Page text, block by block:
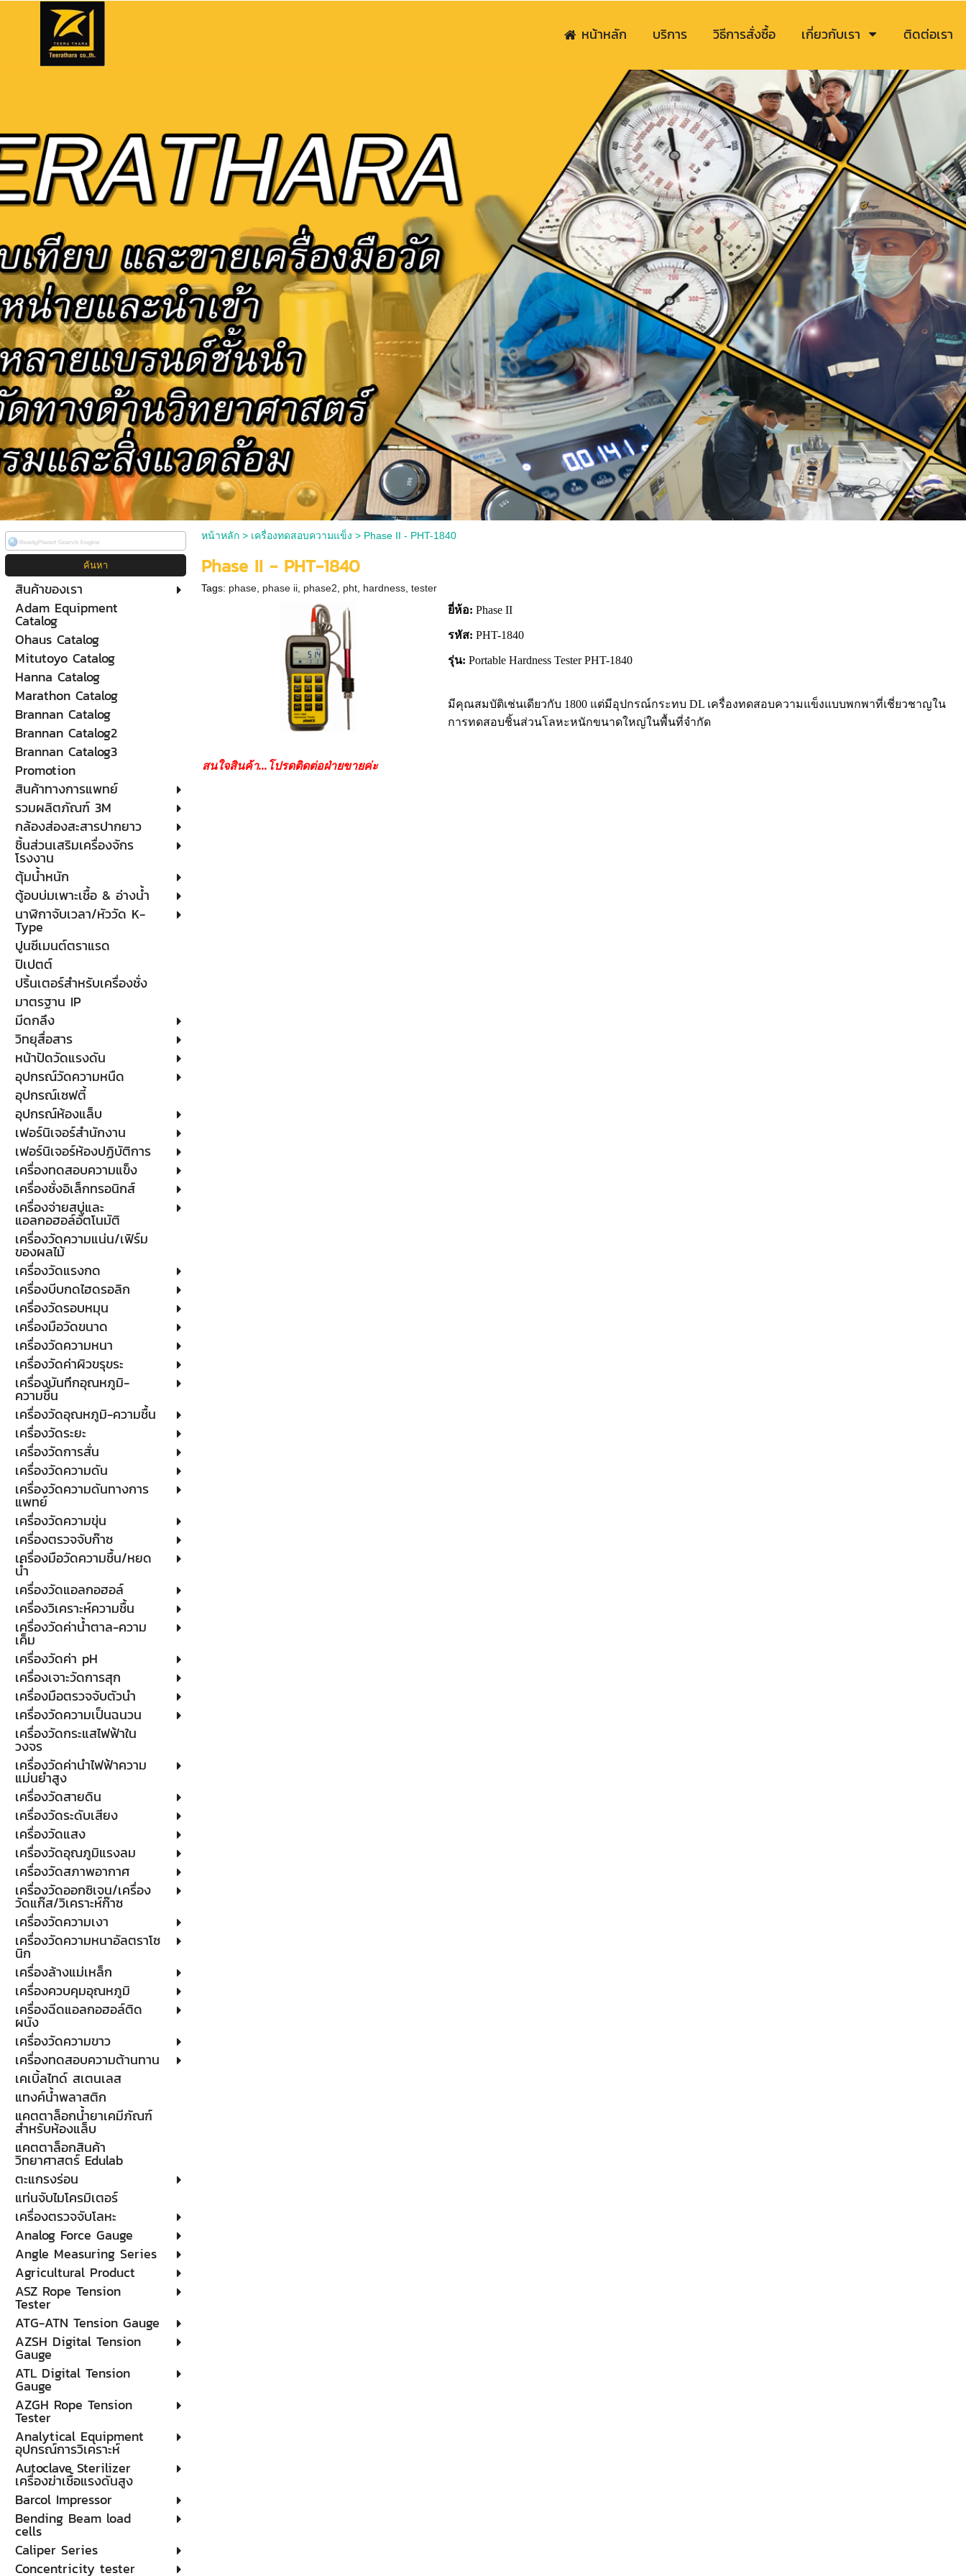
หน้าหลัก บริการ วิธีการสั่งซื้อ เกี่ยวกับเรา ติดต่อเรา
สินค้าของเรา
Adam Equipment
Catalog
Ohaus Catalog
Mitutoyo Catalog
Hanna Catalog
Marathon Catalog
Brannan Catalog
Brannan Catalog2
Brannan Catalog3
Promotion
สินค้าทางการแพทย์
รวมผลิตภัณฑ์ 3M
กล้องส่องสะสารปากยาว
ชิ้นส่วนเสริมเครื่องจักร
โรงงาน
ตุ้มน้ำหนัก
ตู้อบบ่มเพาะเชื้อ & อ่างน้ำ
นาฬิกาจับเวลา/หัววัด K-
Type
ปูนซีเมนต์ตราแรด
ปิเปตต์
ปริ้นเตอร์สำหรับเครื่องชั่ง
มาตรฐาน IP
มีดกลึง
วิทยุสื่อสาร
หน้าปัดวัดแรงดัน
อุปกรณ์วัดความหนืด
อุปกรณ์เซฟตี้
อุปกรณ์ห้องแล็บ
เฟอร์นิเจอร์สำนักงาน
เฟอร์นิเจอร์ห้องปฏิบัติการ
เครื่องทดสอบความแข็ง
เครื่องชั่งอิเล็กทรอนิกส์
เครื่องจ่ายสบู่และ
แอลกอฮอล์อัตโนมัติ
เครื่องวัดความแน่น/เฟิร์ม
ของผลไม้
เครื่องวัดแรงกด
เครื่องบีบกดไฮดรอลิก
เครื่องวัดรอบหมุน
เครื่องมือวัดขนาด
เครื่องวัดความหนา
เครื่องวัดค่าผิวขรุขระ
เครื่องบันทึกอุณหภูมิ-
ความชื้น
เครื่องวัดอุณหภูมิ-ความชื้น
เครื่องวัดระยะ
เครื่องวัดการสั่น
เครื่องวัดความดัน
เครื่องวัดความดันทางการ
แพทย์
เครื่องวัดความขุ่น
เครื่องตรวจจับก๊าซ
เครื่องมือวัดความชื้น/หยด
น้ำ
เครื่องวัดแอลกอฮอล์
เครื่องวิเคราะห์ความชื้น
เครื่องวัดค่าน้ำตาล-ความ
เค็ม
เครื่องวัดค่า pH
เครื่องเจาะวัดการสุก
เครื่องมือตรวจจับตัวนำ
เครื่องวัดความเป็นฉนวน
เครื่องวัดกระแสไฟฟ้าใน
วงจร
เครื่องวัดค่านำไฟฟ้าความ
แม่นยำสูง
เครื่องวัดสายดิน
เครื่องวัดระดับเสียง
เครื่องวัดแสง
เครื่องวัดอุณภูมิแรงลม
เครื่องวัดสภาพอากาศ
เครื่องวัดออกซิเจน/เครื่อง
วัดแก๊ส/วิเคราะห์ก๊าซ
เครื่องวัดความเงา
เครื่องวัดความหนาอัลตราโซ
นิก
เครื่องล้างแม่เหล็ก
เครื่องควบคุมอุณหภูมิ
เครื่องฉีดแอลกอฮอล์ติด
ผนัง
เครื่องวัดความขาว
เครื่องทดสอบความต้านทาน
เคเบิ้ลไทด์ สเตนเลส
แทงค์น้ำพลาสติก
แคตตาล็อกน้ำยาเคมีภัณฑ์
สำหรับห้องแล็บ
แคตตาล็อกสินค้า
วิทยาศาสตร์ Edulab
ตะแกรงร่อน
แท่นจับไมโครมิเตอร์
เครื่องตรวจจับโลหะ
Analog Force Gauge
Angle Measuring Series
Agricultural Product
ASZ Rope Tension
Tester
ATG-ATN Tension Gauge
AZSH Digital Tension
Gauge
ATL Digital Tension
Gauge
AZGH Rope Tension
Tester
Analytical Equipment
อุปกรณ์การวิเคราะห์
Autoclave Sterilizer
เครื่องฆ่าเชื้อแรงดันสูง
Barcol Impressor
Bending Beam load
cells
Caliper Series
Concentricity tester
หน้าหลัก> เครื่องทดสอบความแข็ง > Phase II - PHT-1840
Phase II - PHT-1840
Tags: phase phase ii phase2 pht hardness ,tester
ยี่ห้อ: Phase II
รหัส: PHT-1840
รุ่น: Portable Hardness Tester PHT-1840
มีคุณสมบัติเช่นเดียวกับ 1800 แต่มีอุปกรณ์กระทบ DL เครื่องทดสอบความแข็งแบบพกพาที่เชี่ยวชาญใน
การทดสอบชิ้นส่วนโลหะหนักขนาดใหญ่ในพื้นที่จำกัด
สนใจสินค้า...โปรดติดต่อฝ่ายขายค่ะ